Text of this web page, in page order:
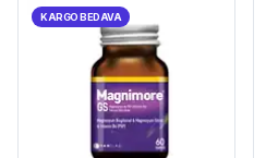
KARGO BEDAVA